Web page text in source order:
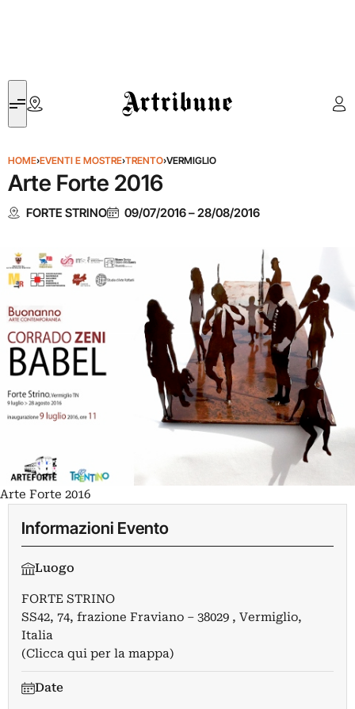
Artribune
HOME›EVENTI E MOSTRE›TRENTO›VERMIGLIO
Arte Forte 2016
FORTE STRINO 09/07/2016–28/08/2016
Arte Forte 2016
Informazioni Evento
Luogo
FORTE STRINO
SS42, 74, frazione Fraviano – 38029 , Vermiglio,
Italia
(Clicca qui per la mappa)
Date